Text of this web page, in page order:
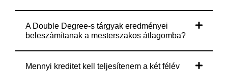
A Double Degree-s tárgyak eredményei
beleszámítanak a mesterszakos átlagomba?
Mennyi kreditet kell teljesítenem a két félév